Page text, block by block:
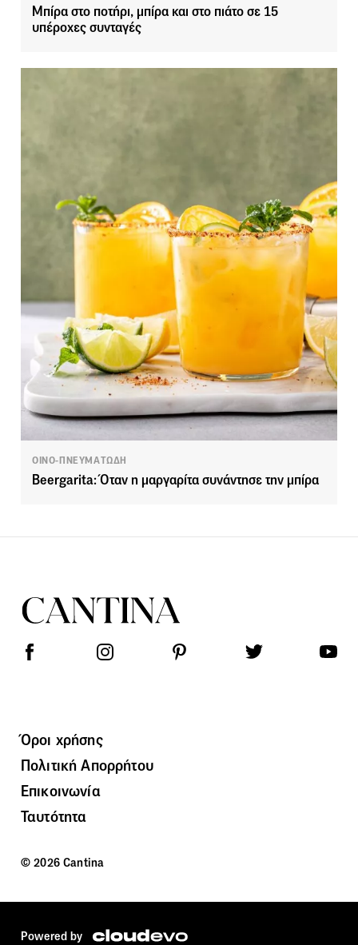
Μπίρα στο ποτήρι, μπίρα και στο πιάτο σε 15
υπέροχες συνταγές
ΟΙΝΟ-ΠΝΕΥΜΑΤΩΔΗ
Beergarita: Όταν η μαργαρίτα συνάντησε την μπίρα
Όροι χρήσης
Πολιτική Απορρήτου
Επικοινωνία
Ταυτότητα
© 2026 Cantina
Powered by